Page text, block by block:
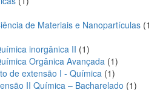
de Materiais e Nanopartículas 1
inorgânica II 11
produto
Orgânica Avançada 11
de extensão I - Química 11
produto
II Química – Bacharelado 11